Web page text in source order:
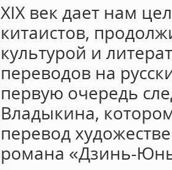
ХIХ век дает нам
китаистов,
культурой и
переводов на
первую очередь
Владыкина,
перевод
романа «Дзинь-